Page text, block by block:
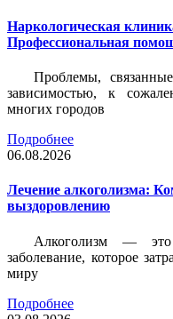
Наркологическая
Профессиональная
Проблемы,
зависимостью, к
многих городов
Подробнее
06.08.2026
Лечение алкоголизма:
выздоровлению
Алкоголизм — это
заболевание, которое
миру
Подробнее